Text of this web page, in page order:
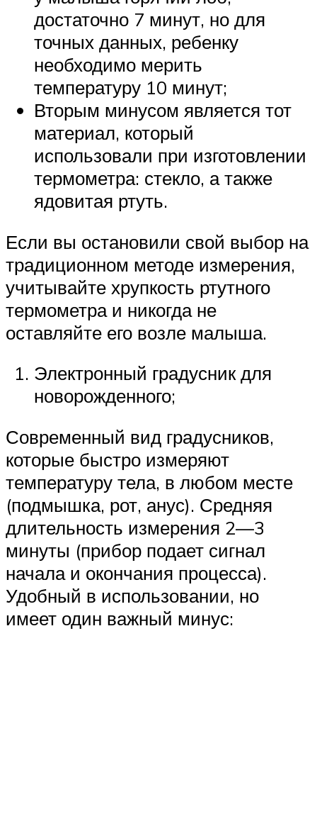
достаточно 7 минут, но для
точных данных, ребенку
необходимо мерить
температуру 10 минут;
Вторым минусом является тот
материал, который
использовали при изготовлении
термометра: стекло, а также
ядовитая ртуть.
Если вы остановили свой выбор на
традиционном методе измерения,
учитывайте хрупкость ртутного
термометра и никогда не
оставляйте его возле малыша.
Электронный градусник для
новорожденного;
Современный вид градусников,
которые быстро измеряют
температуру тела, в любом месте
(подмышка, рот, анус). Средняя
длительность измерения 2—3
минуты (прибор подает сигнал
начала и окончания процесса).
Удобный в использовании, но
имеет один важный минус: